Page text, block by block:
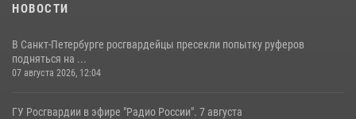
НОВОСТИ
В Санкт-Петербурге росгвардейцы пресекли попытку руферов
подняться на ...
07 августа 2026, 12:04
ГУ Росгвардии в эфире "Радио России". 7 августа